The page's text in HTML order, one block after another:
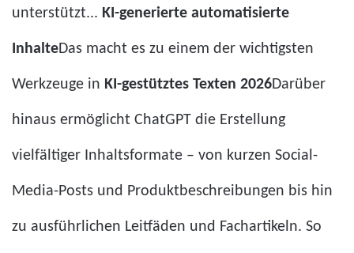
unterstützt... KI-generierte automatisierte
InhalteDas macht es zu einem der wichtigsten
Werkzeuge in KI-gestütztes Texten 2026Darüber
hinaus ermöglicht ChatGPT die Erstellung
vielfältiger Inhaltsformate – von kurzen Social-
Media-Posts und Produktbeschreibungen bis hin
zu ausführlichen Leitfäden und Fachartikeln. So